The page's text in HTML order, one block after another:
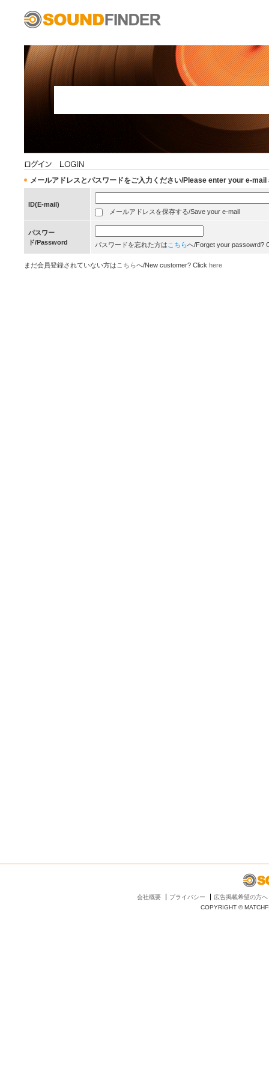
メールアドレスとパスワードをご入力ください/Please enter your e-
ID(E-mail)
メールアドレスを保存する/Save your e-mail
パスワー
ド/Password
パスワードを忘れた方は こちらへ/Forget your passowrd?
まだ会員登録されていない方は こちらへ/New customer? Click here
会社概要 プライバシー
広告掲載希望の方へ
COPYRIGHT ©